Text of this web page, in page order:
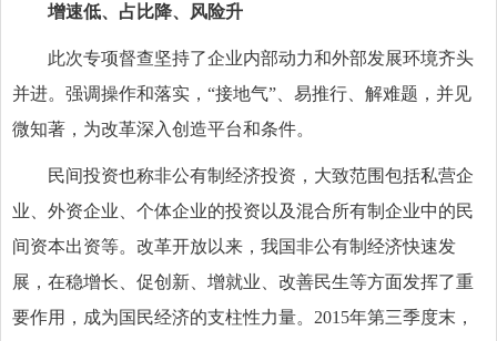
增速低、占比降、风险升
此次专项督查坚持了企业内部动力和外部发展环境齐头
并进。强调操作和落实，“接地气”、易推行、解难题，并见
微知著，为改革深入创造平台和条件。
民间投资也称非公有制经济投资，大致范围包括私营企
业、外资企业、个体企业的投资以及混合所有制企业中的民
间资本出资等。改革开放以来，我国非公有制经济快速发
展，在稳增长、促创新、增就业、改善民生等方面发挥了重
要作用，成为国民经济的支柱性力量。2015年第三季度末，